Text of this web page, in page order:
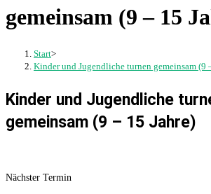
gemeinsam (9 – 15
Start>
Kinder und Jugendliche turnen gemeinsam (9
Kinder und Jugendliche
gemeinsam (9 – 15 Jahre)
Nächster Termin